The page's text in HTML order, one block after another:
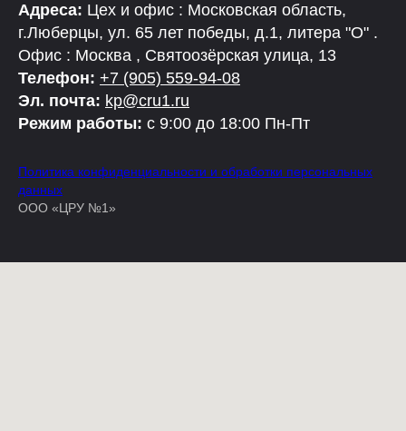
Адреса: Цех и офис : Московская область,
г.Люберцы, ул. 65 лет победы, д.1, литера "О" .
Офис : Москва , Святоозёрская улица, 13
Телефон: +7 (905) 559-94-08
Эл. почта: kp@cru1.ru
Режим работы: с 9:00 до 18:00 Пн-Пт
Политика конфиденциальности и обработки персональных
данных
ООО «ЦРУ №1»